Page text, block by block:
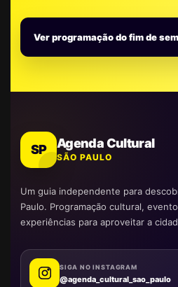
Ver programação do fim de
SP Agenda Cultural
SÃO PAULO
Um guia independente para
Paulo. Programação cultural,
experiências para aproveitar a
SIGA NO INSTAGRAM
@agenda_cultural_sao_paulo